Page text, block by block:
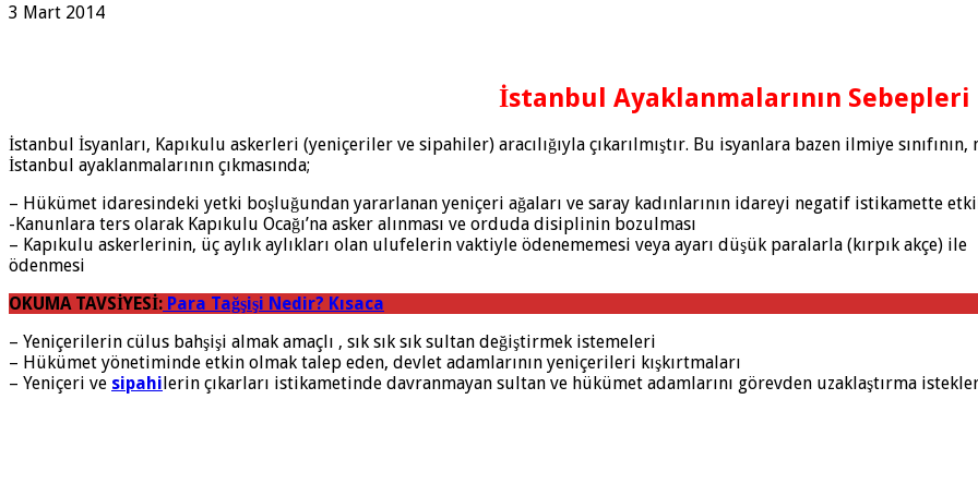
3 Mart 2014
İstanbul Ayaklanmalarının Sebepleri
İstanbul İsyanları, Kapıkulu askerleri (yeniçeriler ve sipahiler) aracılığıyla çıkarılmıştır. Bu isyanlara bazen ilmiye
İstanbul ayaklanmalarının çıkmasında;
– Hükümet idaresindeki yetki boşluğundan yararlanan yeniçeri ağaları ve saray kadınlarının idareyi negatif istikamette
-Kanunlara ters olarak Kapıkulu Ocağı’na asker alınması ve orduda disiplinin bozulması
– Kapıkulu askerlerinin, üç aylık aylıkları olan ulufelerin vaktiyle ödenememesi veya ayarı düşük paralarla (kırpık akçe) ile
ödenmesi
OKUMA TAVSİYESİ: Para Tağşişi Nedir? Kısaca
– Yeniçerilerin cülus bahşişi almak amaçlı , sık sık sık sultan değiştirmek istemeleri
– Hükümet yönetiminde etkin olmak talep eden, devlet adamlarının yeniçerileri kışkırtmaları
– Yeniçeri ve sipahi lerin çıkarları istikametinde davranmayan sultan ve hükümet adamlarını görevden uzaklaştırma